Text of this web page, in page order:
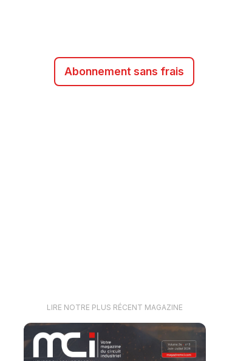
Abonnement sans frais
LIRE NOTRE PLUS RÉCENT MAGAZINE